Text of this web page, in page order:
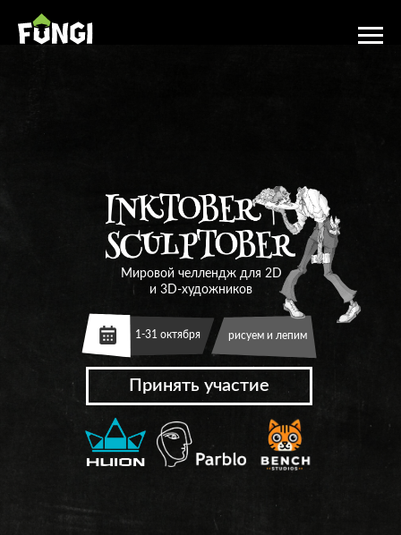
Мировой челлендж для 2D
и 3D-художников
рисуем и лепим
1-31 октября
Принять участие